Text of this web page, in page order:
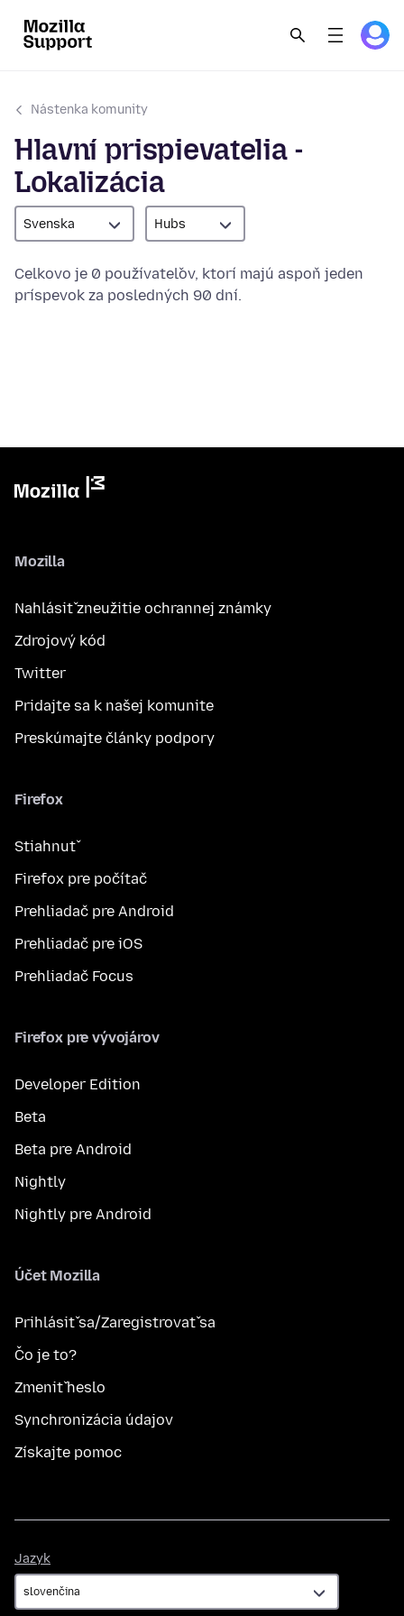
Nástenka komunity
Hlavní prispievatelia -
Lokalizácia
Svenska Hubs
Celkovo je 0 používateľov, ktorí majú aspoň jeden
príspevok za posledných 90 dní.
Mozilla
Nahlásiť zneužitie ochrannej známky
Zdrojový kód
Twitter
Pridajte sa k našej komunite
Preskúmajte články podpory
Firefox
Stiahnuť
Firefox pre počítač
Prehliadač pre Android
Prehliadač pre iOS
Prehliadač Focus
Firefox pre vývojárov
Developer Edition
Beta
Beta pre Android
Nightly
Nightly pre Android
Účet Mozilla
Prihlásiť sa/Zaregistrovať sa
Čo je to?
Zmeniť heslo
Synchronizácia údajov
Získajte pomoc
Jazyk